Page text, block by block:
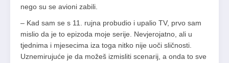
nego su se avioni zabili.
– Kad sam se s 11. rujna probudio i upalio TV, prvo sam
mislio da je to epizoda moje serije. Nevjerojatno, ali u
tjednima i mjesecima iza toga nitko nije uoči sličnosti.
Uznemirujuće je da možeš izmisliti scenarij, a onda to sve